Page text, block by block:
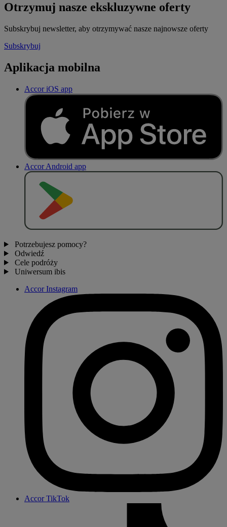
Otrzymuj nasze ekskluzywne oferty
Subskrybuj newsletter, aby otrzymywać nasze najnowsze oferty
Subskrybuj
Aplikacja mobilna
Accor iOS app
Accor Android app
Potrzebujesz pomocy?
Odwiedź
Cele podróży
Uniwersum ibis
Accor Instagram
Accor TikTok